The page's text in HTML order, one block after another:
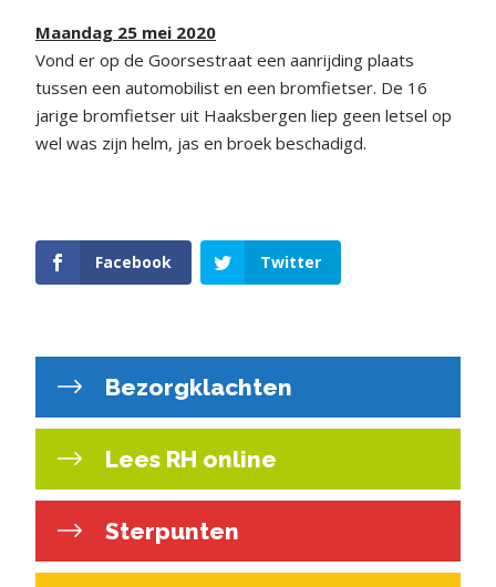
Maandag 25 mei 2020
Vond er op de Goorsestraat een aanrijding plaats
tussen een automobilist en een bromfietser. De 16
jarige bromfietser uit Haaksbergen liep geen letsel op
wel was zijn helm, jas en broek beschadigd.
Facebook Twitter
Bezorgklachten
Lees RH online
Sterpunten